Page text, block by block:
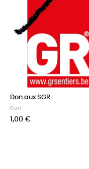
Don aux SGR
Don
Prix
1,00 €